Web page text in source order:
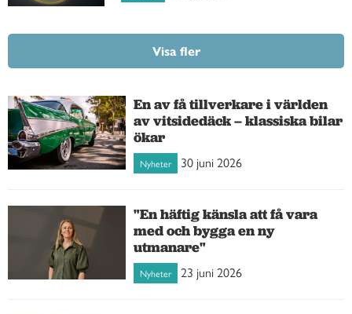
Visa fler
En av få tillverkare i världen
av vitsidedäck – klassiska bilar
ökar
Nyheter 30 juni 2026
"En häftig känsla att få vara
med och bygga en ny
utmanare"
Nyheter 23 juni 2026